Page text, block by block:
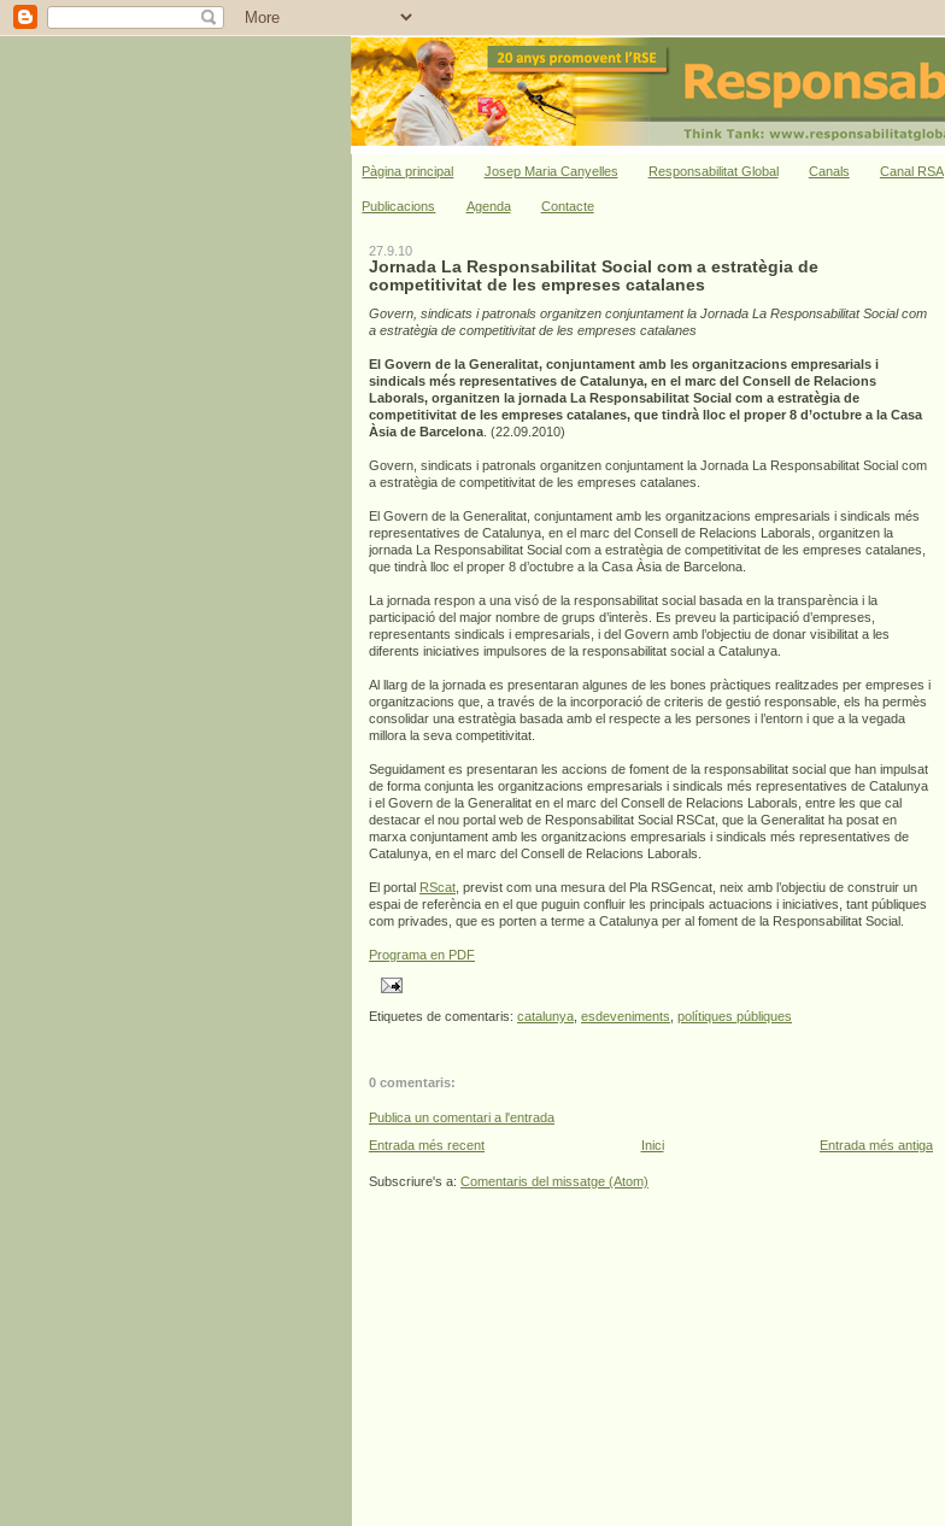
Pàgina principal Josep Maria Canyelles Responsabilitat Global Canals Canal RSA
Publicacions Agenda Contacte
27.9.10
Jornada La Responsabilitat Social com a estratègia de
competitivitat de les empreses catalanes
Govern, sindicats i patronals organitzen conjuntament la Jornada La Responsabilitat Social com
a estratègia de competitivitat de les empreses catalanes
El Govern de la Generalitat, conjuntament amb les organitzacions empresarials i
sindicals més representatives de Catalunya, en el marc del Consell de Relacions
Laborals, organitzen la jornada La Responsabilitat Social com a estratègia de
competitivitat de les empreses catalanes, que tindrà lloc el proper 8 d’octubre a la Casa
Àsia de Barcelona . (22.09.2010)
Govern, sindicats i patronals organitzen conjuntament la Jornada La Responsabilitat Social com
a estratègia de competitivitat de les empreses catalanes.
El Govern de la Generalitat, conjuntament amb les organitzacions empresarials i sindicals més
representatives de Catalunya, en el marc del Consell de Relacions Laborals, organitzen la
jornada La Responsabilitat Social com a estratègia de competitivitat de les empreses catalanes,
que tindrà lloc el proper 8 d’octubre a la Casa Àsia de Barcelona.
La jornada respon a una visó de la responsabilitat social basada en la transparència i la
participació del major nombre de grups d’interès. Es preveu la participació d’empreses,
representants sindicals i empresarials, i del Govern amb l’objectiu de donar visibilitat a les
diferents iniciatives impulsores de la responsabilitat social a Catalunya.
Al llarg de la jornada es presentaran algunes de les bones pràctiques realitzades per empreses i
organitzacions que, a través de la incorporació de criteris de gestió responsable, els ha permès
consolidar una estratègia basada amb el respecte a les persones i l’entorn i que a la vegada
millora la seva competitivitat.
Seguidament es presentaran les accions de foment de la responsabilitat social que han impulsat
de forma conjunta les organitzacions empresarials i sindicals més representatives de Catalunya
i el Govern de la Generalitat en el marc del Consell de Relacions Laborals, entre les que cal
destacar el nou portal web de Responsabilitat Social RSCat, que la Generalitat ha posat en
marxa conjuntament amb les organitzacions empresarials i sindicals més representatives de
Catalunya, en el marc del Consell de Relacions Laborals.
El portal RScat , previst com una mesura del Pla RSGencat, neix amb l’objectiu de construir un
espai de referència en el que puguin confluir les principals actuacions i iniciatives, tant públiques
com privades, que es porten a terme a Catalunya per al foment de la Responsabilitat Social.
Programa en PDF
Etiquetes de comentaris: catalunya esdeveniments polítiques públiques
0 comentaris:
Publica un comentari a l'entrada
Entrada més recent
Entrada més antiga
Inici
Subscriure's a: Comentaris del missatge (Atom)